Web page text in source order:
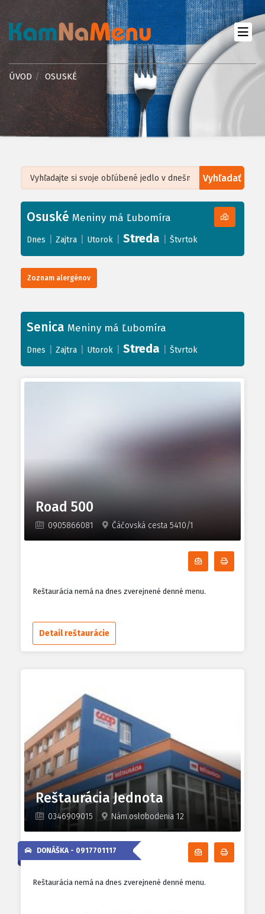
ÚVOD OSUSKÉ
Vyhľadať
+
−
Leaflet| ©OpenStreetMap, Tiles courtesy ofHumanitarian OpenStreetMap
Osuské Meniny má Ľubomíra
Dnes Zajtra Utorok Streda Štvrtok
Zoznam alergénov
Senica Meniny má Ľubomíra
Dnes Zajtra Utorok Streda Štvrtok
Road 500
0905866081 Čáčovská cesta 5410/1
Odoberať
Reštaurácia nemá na dnes zverejnené denné menu.
Detail reštaurácie
Reštaurácia Jednota
0346909015 Nám.oslobodenia 12
Odoberať
DONÁŠKA - 0917701117
Reštaurácia nemá na dnes zverejnené denné menu.